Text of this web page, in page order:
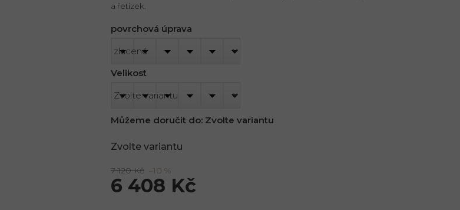
7 120 Kč –10 %
6 408 Kč
Zvolte variantu
povrchová úprava
Velikost
Můžeme doručit do: Zvolte variantu
a řetízek.